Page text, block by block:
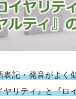
表記・発音がよく
ヤリティ』と『ロ